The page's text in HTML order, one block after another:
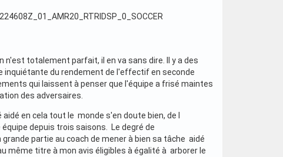
totalement parfait, il en va sans dire. Il y a des
du rendement de l'effectif en seconde
qui laissent à penser que l'équipe a frisé maintes
des adversaires.
en cela tout le monde s'en doute bien, de l
depuis trois saisons. Le degré de
partie au coach de mener à bien sa tâche aidé
même titre à mon avis éligibles à égalité à arborer le